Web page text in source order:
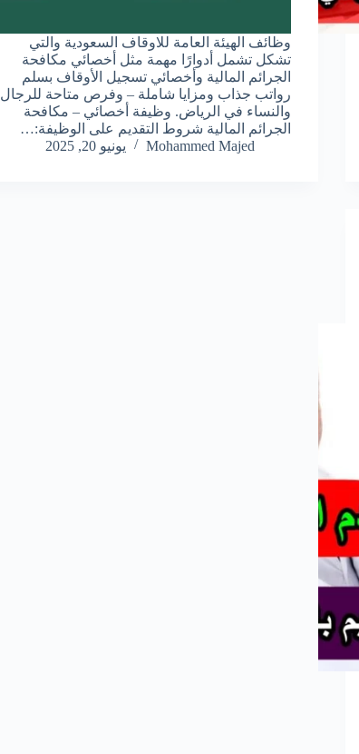
وظائف الهيئة العامة للاوقاف السعودية والتي
تشكل تشمل أدوارًا مهمة مثل أخصائي مكافحة
الجرائم المالية وأخصائي تسجيل الأوقاف بسلم
رواتب جذاب ومزايا شاملة – وفرص متاحة للرجال
والنساء في الرياض. وظيفة أخصائي – مكافحة
الجرائم المالية شروط التقديم على الوظيفة:…
Mohammed Majed
يونيو 20, 2025